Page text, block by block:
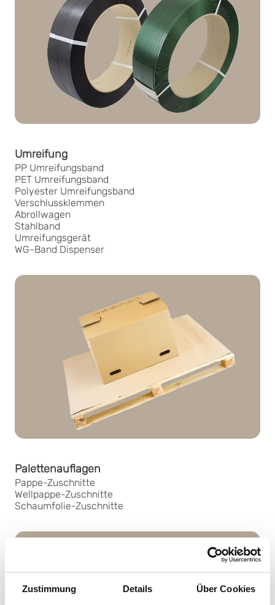
Zustimmung Details Über Cookies
Umreifung
PP Umreifungsband
PET Umreifungsband
Polyester Umreifungsband
Verschlussklemmen
Abrollwagen
Stahlband
Umreifungsgerät
WG-Band Dispenser
Palettenauflagen
Pappe-Zuschnitte
Wellpappe-Zuschnitte
Schaumfolie-Zuschnitte